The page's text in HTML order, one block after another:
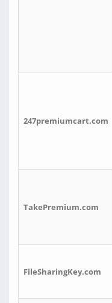
247premiumcart.com
TakePremium.com
FileSharingKey.com